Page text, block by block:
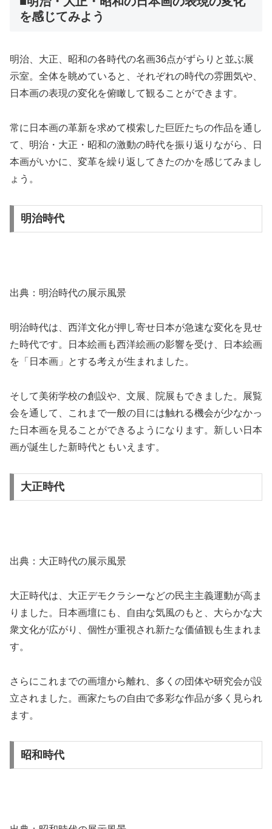
を感じてみよう
明治、大正、昭和の各時代の名画36点がずらりと並ぶ展
示室。全体を眺めていると、それぞれの時代の雰囲気や、
日本画の表現の変化を俯瞰して観ることができます。
常に日本画の革新を求めて模索した巨匠たちの作品を通し
て、明治・大正・昭和の激動の時代を振り返りながら、日
本画がいかに、変革を繰り返してきたのかを感じてみまし
ょう。
明治時代
出典：明治時代の展示風景
明治時代は、西洋文化が押し寄せ日本が急速な変化を見せ
た時代です。日本絵画も西洋絵画の影響を受け、日本絵画
を「日本画」とする考えが生まれました。
そして美術学校の創設や、文展、院展もできました。展覧
会を通して、これまで一般の目には触れる機会が少なかっ
た日本画を見ることができるようになります。新しい日本
画が誕生した新時代ともいえます。
大正時代
出典：大正時代の展示風景
大正時代は、大正デモクラシーなどの民主主義運動が高ま
りました。日本画壇にも、自由な気風のもと、大らかな大
衆文化が広がり、個性が重視され新たな価値観も生まれま
す。
さらにこれまでの画壇から離れ、多くの団体や研究会が設
立されました。画家たちの自由で多彩な作品が多く見られ
ます。
昭和時代